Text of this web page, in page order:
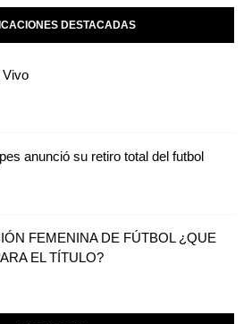
DESTACADAS
Vivo
anunció su retiro total del futbol
FEMENINA DE FÚTBOL ¿QUE
EL TÍTULO?